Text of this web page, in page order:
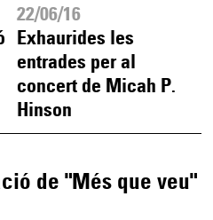
22/06/16
Exhaurides les
entrades per al
concert de Micah P.
Hinson
de "Més que veu"